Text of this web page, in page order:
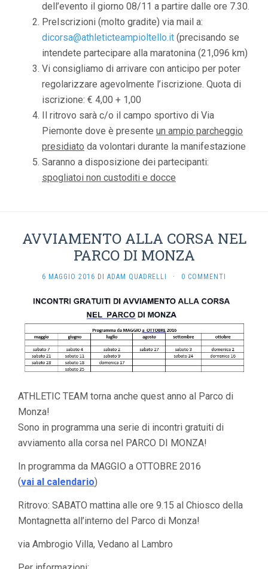
dell’evento il giorno 08/11 a partire dalle ore 7.30.
PreIscrizioni (molto gradite) via mail a:
dicorsa@athleticteampioltello.it (precisando se
intendete partecipare alla maratonina (21,096 km)
Vi consigliamo di arrivare con anticipo per poter
regolarizzare agevolmente l’iscrizione. Quota di
iscrizione: € 4,00 + 1,00
Il ritrovo sarà c/o il campo sportivo di Via
Piemonte dove è presente un ampio parcheggio
presidiato da volontari durante la manifestazione
Saranno a disposizione dei partecipanti:
spogliatoi non custoditi e docce
AVVIAMENTO ALLA CORSA NEL
PARCO DI MONZA
6 MAGGIO 2016 DI ADAM QUADRELLI · 0 COMMENTI
ATHLETIC TEAM torna anche quest anno al Parco di
Monza!
Sono in programma una serie di incontri gratuiti di
avviamento alla corsa nel PARCO DI MONZA!
In programma da MAGGIO a OTTOBRE 2016
(vai al calendario)
Ritrovo: SABATO mattina alle ore 9.15 al Chiosco della
Montagnetta all’interno del Parco di Monza!
via Ambrogio Villa, Vedano al Lambro